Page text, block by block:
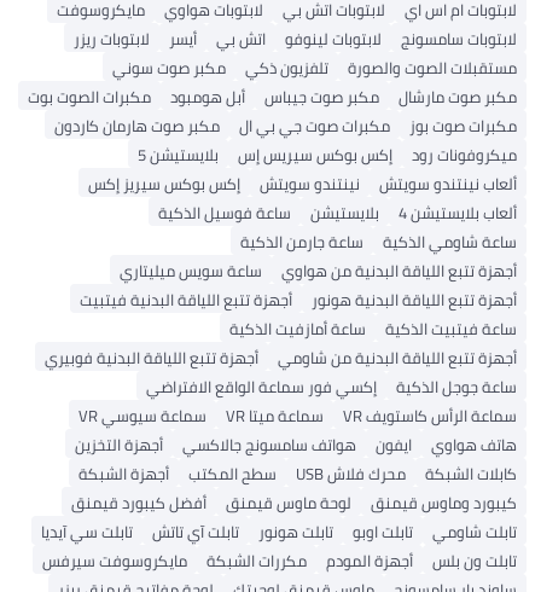
لابتوبات ام اس اي
لابتوبات اتش بي لابتوبات هواوي
مايكروسوفت
لابتوبات سامسونج
لابتوبات لينوفو اتش بي أيسر
لابتوبات ريزر
مستقبلات الصوت والصورة
تلفزيون ذكي
مكبر صوت سوني
مكبر صوت مارشال
مكبر صوت جيباس أبل هومبود
مكبرات الصوت بوت
مكبرات صوت بوز
مكبرات صوت جي بي ال
مكبر صوت هارمان كاردون
ميكروفونات رود
إكس بوكس سيريس إس
بلايستيشن 5
ألعاب نينتندو سويتش
نينتندو سويتش
إكس بوكس سيريز إكس
ألعاب بلايستيشن 4
بلايستيشن
ساعة فوسيل الذكية
ساعة شاومي الذكية
ساعة جارمن الذكية
أجهزة تتبع اللياقة البدنية من هواوي
ساعة سويس ميليتاري
أجهزة تتبع اللياقة البدنية هونور
أجهزة تتبع اللياقة البدنية فيتبيت
ساعة فيتبيت الذكية
ساعة أمازفيت الذكية
أجهزة تتبع اللياقة البدنية من شاومي
أجهزة تتبع اللياقة البدنية فوبيري
ساعة جوجل الذكية
إكسي فور سماعة الواقع الافتراضي
سماعة الرأس كاستويف VR
سماعة ميتا VR
سماعة سيوسي VR
هاتف هواوي
ايفون هواتف سامسونج جالاكسي
أجهزة التخزين
كابلات الشبكة
محرك فلاش USB سطح المكتب
أجهزة الشبكة
كيبورد وماوس قيمنق
لوحة ماوس قيمنق
أفضل كيبورد قيمنق
تابلت شاومي
تابلت اوبو تابلت هونور تابلت آي تاتش
تابلت سي آيديا
تابلت ون بلس
أجهزة المودم مكررات الشبكة
مايكروسوفت سيرفس